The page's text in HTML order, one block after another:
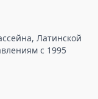
Латинской
с 1995